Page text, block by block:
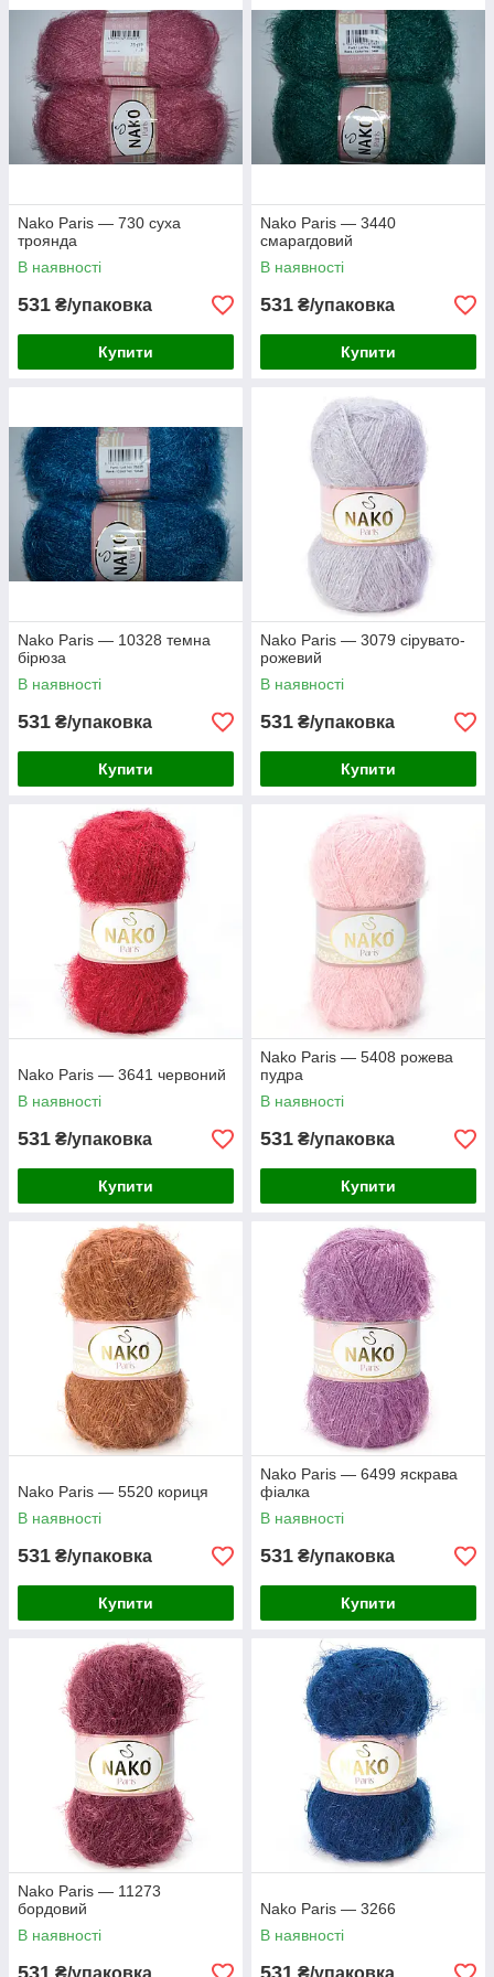
Nako Paris — 730 суха
троянда
В наявності
531 ₴/упаковка
Купити
Nako Paris — 3440
смарагдовий
В наявності
531 ₴/упаковка
Купити
Nako Paris — 10328 темна
бірюза
В наявності
531 ₴/упаковка
Купити
Nako Paris — 3079 сірувато-
рожевий
В наявності
531 ₴/упаковка
Купити
Nako Paris — 3641 червоний
В наявності
531 ₴/упаковка
Купити
Nako Paris — 5408 рожева
пудра
В наявності
531 ₴/упаковка
Купити
Nako Paris — 5520 кориця
В наявності
531 ₴/упаковка
Купити
Nako Paris — 6499 яскрава
фіалка
В наявності
531 ₴/упаковка
Купити
Nako Paris — 11273
бордовий
В наявності
531 ₴/упаковка
Nako Paris — 3266
В наявності
531 ₴/упаковка